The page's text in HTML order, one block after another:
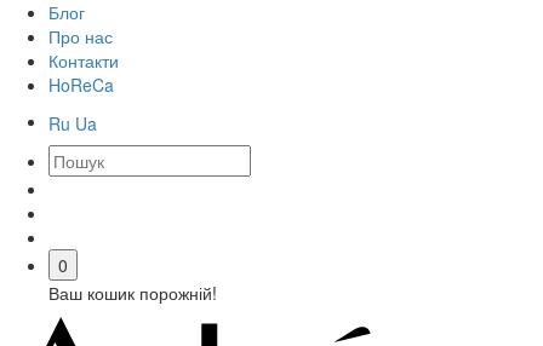
Блог
Про нас
Контакти
HoReCa
Ru Ua
0
Ваш кошик порожній!